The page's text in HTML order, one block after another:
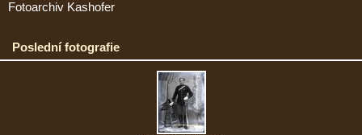
Fotoarchiv Kashofer
Poslední fotografie